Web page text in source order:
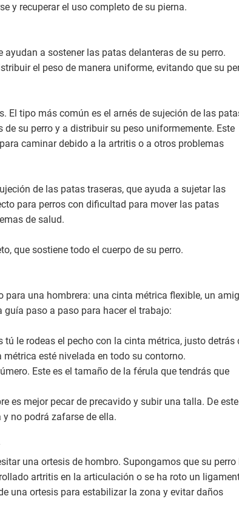
y recuperar el uso completo de su pierna.
a sostener las patas delanteras de su perro.
el peso de manera uniforme, evitando que su
El tipo más común es el arnés de sujeción de las
su perro y a distribuir su peso uniformemente. Este
caminar debido a la artritis o a otros problemas
de las patas traseras, que ayuda a sujetar las
para perros con dificultad para mover las patas
de salud.
que sostiene todo el cuerpo de su perro.
una hombrera: una cinta métrica flexible, un
guía paso a paso para hacer el trabajo:
le rodeas el pecho con la cinta métrica, justo detrás
esté nivelada en todo su contorno.
Este es el tamaño de la férula que tendrás que
es mejor pecar de precavido y subir una talla. De este
no podrá zafarse de ella.
una ortesis de hombro. Supongamos que su perro
artritis en la articulación o se ha roto un
una ortesis para estabilizar la zona y evitar daños